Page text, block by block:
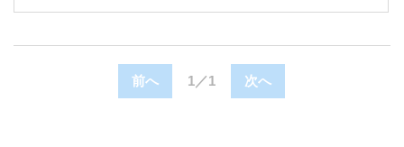
前へ 1／1 次へ